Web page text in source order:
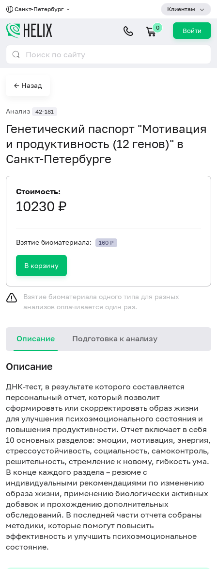
Санкт-Петербург Клиентам
0 Войти
← Назад
Анализ 42-181
Генетический паспорт "Мотивация
и продуктивность (12 генов)" в
Санкт-Петербурге
Стоимость:
10230 ₽
Взятие биоматериала: 160 ₽
В корзину
Взятие биоматериала одного типа для разных
анализов оплачивается один раз.
Описание Подготовка к анализу
Описание
ДНК-тест, в результате которого составляется
персональный отчет, который позволит
сформировать или скорректировать образ жизни
для улучшения психоэмоционального состояния и
повышения продуктивности. Отчет включает в себя
10 основных разделов: эмоции, мотивация, энергия,
стрессоустойчивость, социальность, самоконтроль,
решительность, стремление к новому, гибкость ума.
В конце каждого раздела – резюме с
индивидуальными рекомендациями по изменению
образа жизни, применению биологически активных
добавок и прохождению дополнительных
обследований. В последней части отчета собраны
методики, которые помогут повысить
эффективность и улучшить психоэмоциональное
состояние.